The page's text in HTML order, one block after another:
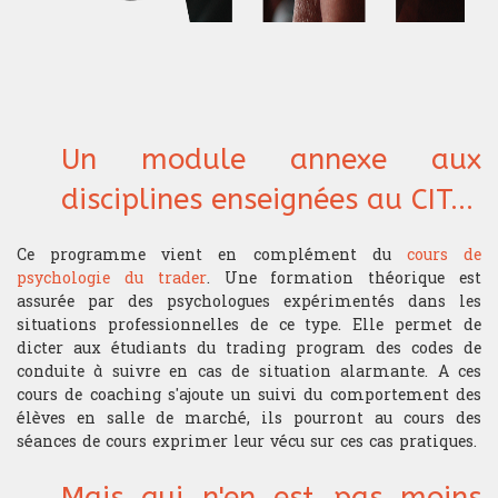
Mathématiques
TRADING
Gestion portefeuille
Choix sous-jacent
Gestion du risque
Money management
l'expérience du trading acquises à
Un module annexe aux
disciplines enseignées au CIT...
Ce programme vient en complément du cours de
psychologie du trader. Une formation théorique est
assurée par des psychologues expérimentés dans les
situations professionnelles de ce type. Elle permet de
dicter aux étudiants du trading program des codes de
conduite à suivre en cas de situation alarmante. A ces
cours de coaching s'ajoute un suivi du comportement des
élèves en salle de marché, ils pourront au cours des
séances de cours exprimer leur vécu sur ces cas pratiques.